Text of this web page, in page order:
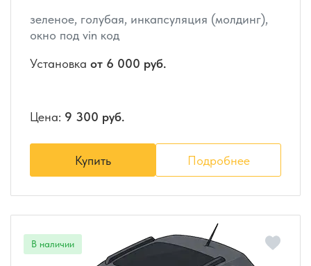
зеленое, голубая, инкапсуляция (молдинг),
окно под vin код
Установка от 6 000 руб.
Цена: 9 300 руб.
Купить Подробнее